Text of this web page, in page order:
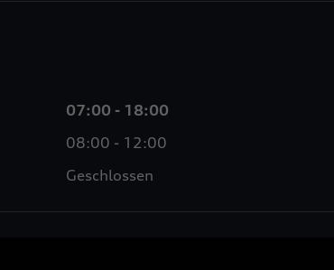
07:00 - 18:00
08:00 - 12:00
Geschlossen